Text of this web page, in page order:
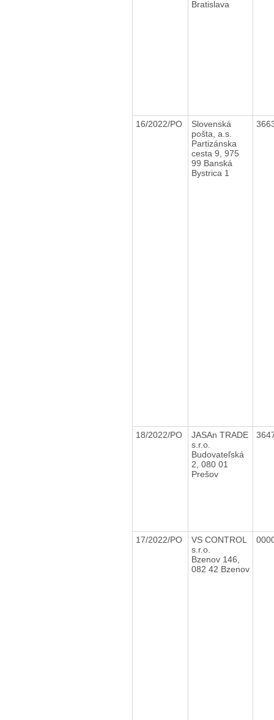
Bratislava
16/2022/PO
Slovenská
pošta, a.s.
Partizánska
cesta 9, 975
99 Banská
Bystrica 1
18/2022/PO
JASAn TRADE
s.r.o.
Budovateľská
2, 080 01
Prešov
17/2022/PO
VS CONTROL
s.r.o.
Bzenov 146,
082 42 Bzenov